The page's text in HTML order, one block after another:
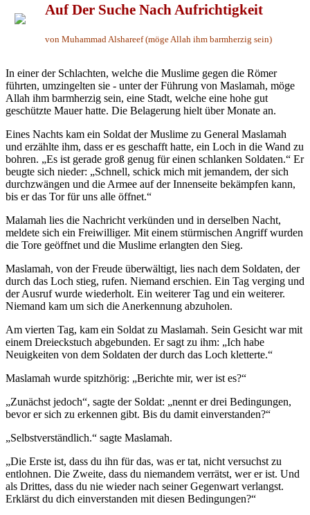
Auf Der Suche Nach Aufrichtigkeit
von Muhammad Alshareef (möge Allah ihm barmherzig sein)
In einer der Schlachten, welche die Muslime gegen die Römer
führten, umzingelten sie - unter der Führung von Maslamah, möge
Allah ihm barmherzig sein, eine Stadt, welche eine hohe gut
geschützte Mauer hatte. Die Belagerung hielt über Monate an.
Eines Nachts kam ein Soldat der Muslime zu General Maslamah
und erzählte ihm, dass er es geschafft hatte, ein Loch in die Wand zu
bohren. „Es ist gerade groß genug für einen schlanken Soldaten.“ Er
beugte sich nieder: „Schnell, schick mich mit jemandem, der sich
durchzwängen und die Armee auf der Innenseite bekämpfen kann,
bis er das Tor für uns alle öffnet.“
Malamah lies die Nachricht verkünden und in derselben Nacht,
meldete sich ein Freiwilliger. Mit einem stürmischen Angriff wurden
die Tore geöffnet und die Muslime erlangten den Sieg.
Maslamah, von der Freude überwältigt, lies nach dem Soldaten, der
durch das Loch stieg, rufen. Niemand erschien. Ein Tag verging und
der Ausruf wurde wiederholt. Ein weiterer Tag und ein weiterer.
Niemand kam um sich die Anerkennung abzuholen.
Am vierten Tag, kam ein Soldat zu Maslamah. Sein Gesicht war mit
einem Dreieckstuch abgebunden. Er sagt zu ihm: „Ich habe
Neuigkeiten von dem Soldaten der durch das Loch kletterte.“
Maslamah wurde spitzhörig: „Berichte mir, wer ist es?“
„Zunächst jedoch“, sagte der Soldat: „nennt er drei Bedingungen,
bevor er sich zu erkennen gibt. Bis du damit einverstanden?“
„Selbstverständlich.“ sagte Maslamah.
„Die Erste ist, dass du ihn für das, was er tat, nicht versuchst zu
entlohnen. Die Zweite, dass du niemandem verrätst, wer er ist. Und
als Drittes, dass du nie wieder nach seiner Gegenwart verlangst.
Erklärst du dich einverstanden mit diesen Bedingungen?“